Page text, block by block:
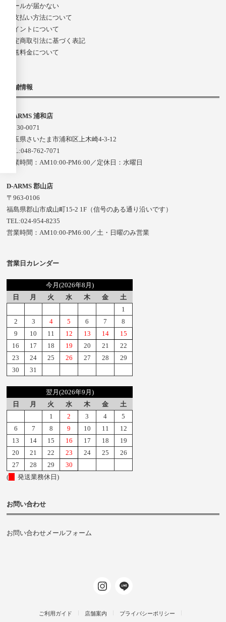
メールが届かない
お支払い方法について
ポイントについて
特定商取引法に基づく表記
配送料金について
店舗情報
D-ARMS 浦和店
〒330-0071
埼玉県さいたま市浦和区上木崎4-3-12
TEL:048-762-7071
営業時間：AM10:00-PM6:00／定休日：水曜日
D-ARMS 郡山店
〒963-0106
福島県郡山市成山町15-2 1F（信号のある通り沿いです）
TEL:024-954-8235
営業時間：AM10:00-PM6:00／土・日曜のみ営業
営業日カレンダー
今月(2026年8月)
日
月 火 水 木 金
土
1
2
3 4 5 6 7
8
9
10 11 12 13 14
15
16
17 18 19 20 21
22
23
24 25 26 27 28
29
30
31
翌月(2026年9月)
日
月 火 水 木 金
土
1
2 3 4
5
6
7 8 9 10 11
12
13
14 15 16 17 18
19
20
21 22 23 24 25
26
27
28 29
30
(
発送業務休日)
お問い合わせ
お問い合わせメールフォーム
ご利用ガイド 店舗案内 プライバシーポリシー